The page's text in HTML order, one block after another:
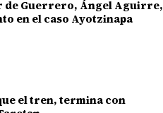
de Guerrero, Ángel Aguirre,
en el caso Ayotzinapa
el tren, termina con